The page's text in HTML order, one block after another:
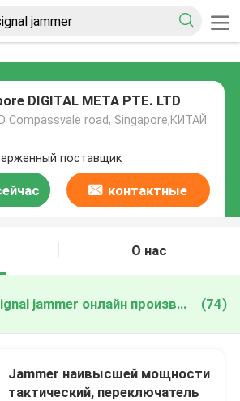
DIGITAL META PTE. LTD
Compassvale road, Singapore,КИТАЙ
поставщик
контактные
О нас
high power signal jammer онлайн производство (74)
Jammer наивысшей мощности
тактический, переключатель